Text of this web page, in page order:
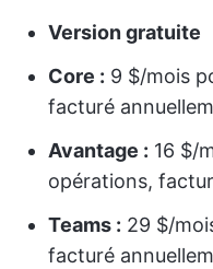
Version gratuite
Core : 9 $/mois
facturé
Avantage : 16 $/
opérations,
Teams : 29 $/
facturé